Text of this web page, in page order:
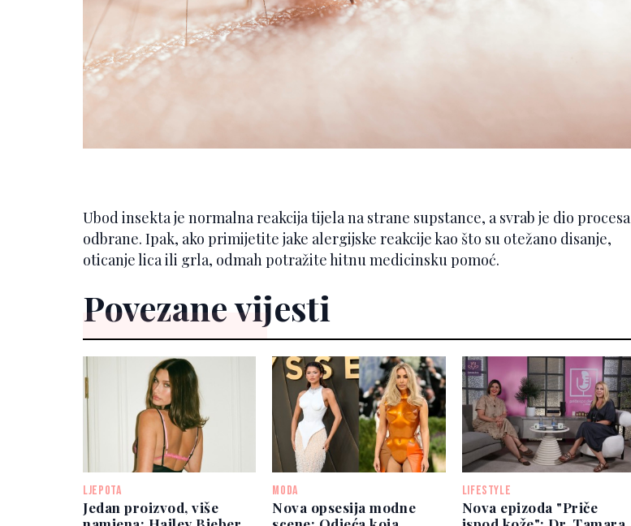
Ubod insekta je normalna reakcija tijela na strane supstance, a svrab je dio procesa
odbrane. Ipak, ako primijetite jake alergijske reakcije kao što su otežano disanje,
oticanje lica ili grla, odmah potražite hitnu medicinsku pomoć.
Povezane vijesti
LJEPOTA
Jedan proizvod, više
MODA
Nova opsesija modne
LIFESTYLE
Nova epizoda "Priče